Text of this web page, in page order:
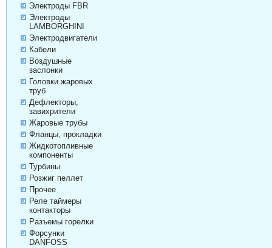
Электроды FBR
Электроды
LAMBORGHINI
Электродвигатели
Кабели
Воздушные
заслонки
Головки жаровых
труб
Дефлекторы,
завихрители
Жаровые трубы
Фланцы, прокладки
Жидкотопливные
компоненты
Турбины
Розжиг пеллет
Прочее
Реле таймеры
контакторы
Разъемы горелки
Форсунки
DANFOSS